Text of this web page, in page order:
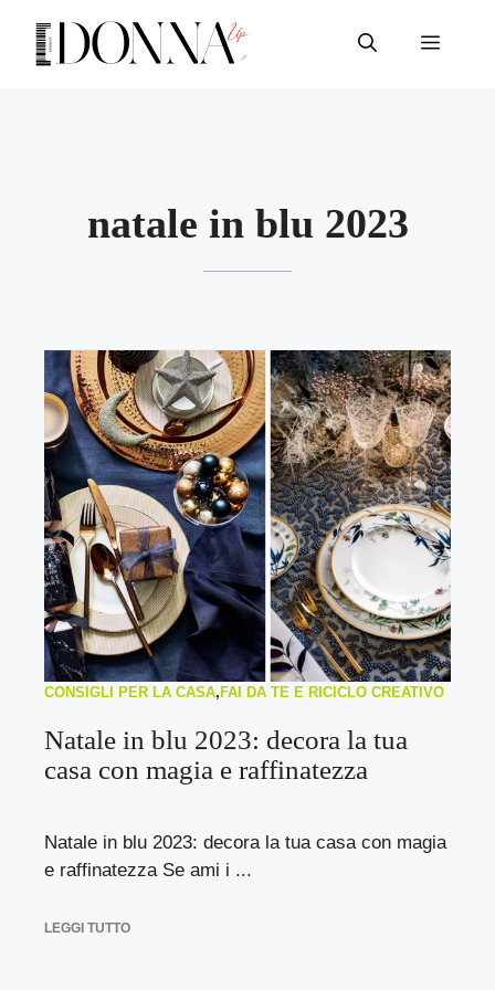
contenuto
Menu
natale in blu 2023
CONSIGLI PER LA CASA, FAI DA TE E RICICLO CREATIVO
Natale in blu 2023: decora la tua
casa con magia e raffinatezza
Natale in blu 2023: decora la tua casa con magia
e raffinatezza Se ami i ...
LEGGI TUTTO